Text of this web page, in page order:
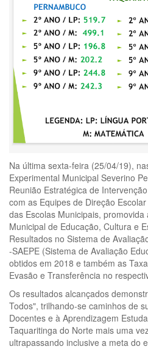
Na última sexta-feira (25/04/19),
Experimental Municipal Severino
Reunião Estratégica de
com as Equipes de Direção
das Escolas Municipais,
Municipal de Educação, Cultura e
Resultados no Sistema de
-SAEPE (Sistema de Avaliação
obtidos em 2018 e também as
Evasão e Transferência no
Os resultados alcançados
Todos", trilhando-se caminhos de
Docentes e à Aprendizagem
Taquaritinga do Norte mais uma
ultrapassando inclusive a meta do